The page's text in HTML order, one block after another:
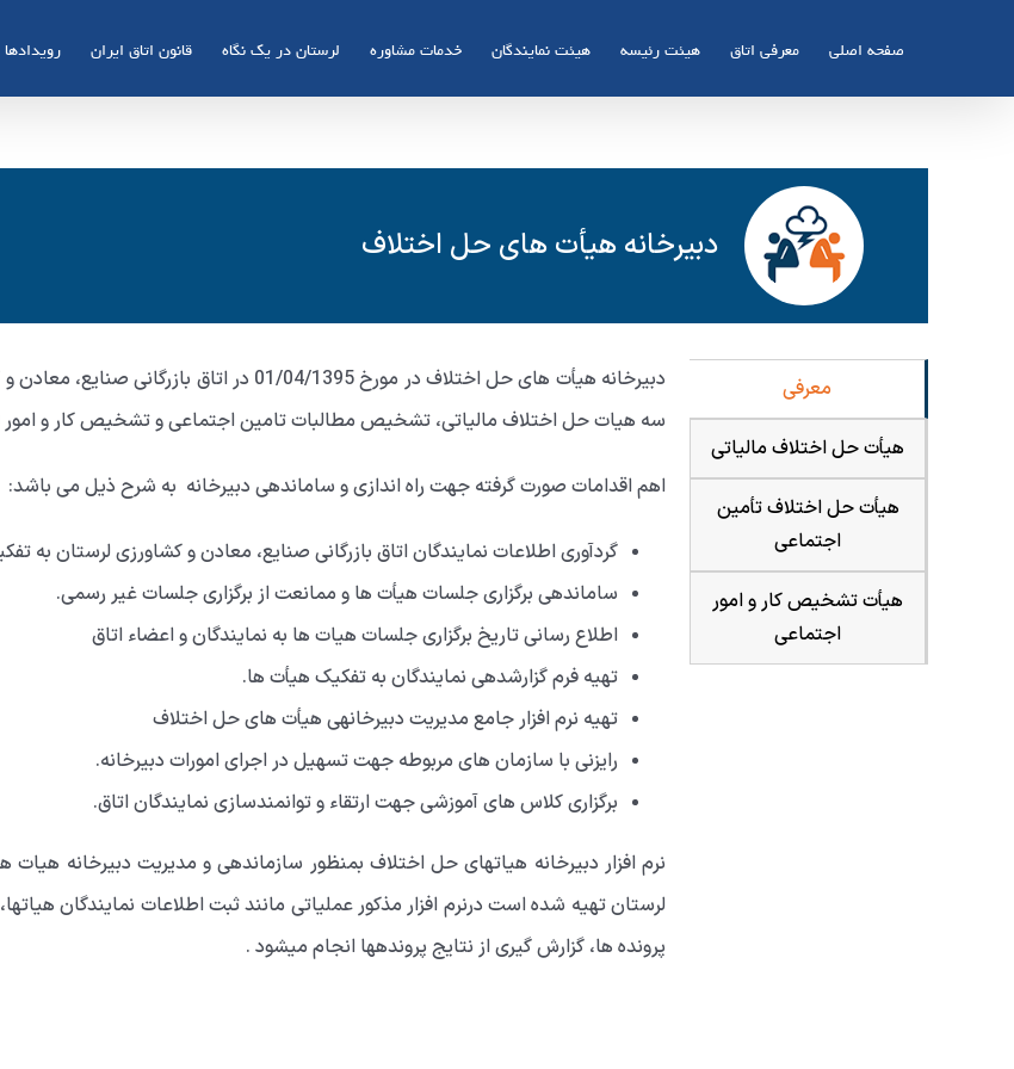
صفحه اصلی معرفی اتاق هیئت رئیسه هیئت نمایندگان خدمات مشاوره لرستان در یک نگاه قانون اتاق ایران رویدادها
دبیرخانه هیأت های حل اختلاف
معرفی
هیأت حل اختلاف مالیاتی
هیأت حل اختلاف تأمین
اجتماعی
هیأت تشخیص کار و امور
اجتماعی
دبیرخانه هیأت های حل اختلاف در مورخ 01/04/
سه هیات حل اختلاف مالیاتی، تشخیص مطالبات تامین اجتماعی و تشخیص کار و
اهم اقدامات صورت گرفته جهت راه اندازی و ساماندهی دبیرخانه به شرح ذیل می باشد:
گردآوری اطلاعات نمایندگان اتاق بازرگانی صنایع، معادن و کشاورزی لرستان به
ساماندهی برگزاری جلسات هیأت ها و ممانعت از برگزاری جلسات غیر رسمی.
اطلاع رسانی تاریخ برگزاری جلسات هیات ها به نمایندگان و اعضاء اتاق
تهیه فرم گزارش­دهی نمایندگان به تفکیک هیأت ها.
تهیه نرم افزار جامع مدیریت دبیرخانه­ی هیأت های حل اختلاف
رایزنی با سازمان های مربوطه جهت تسهیل در اجرای امورات دبیرخانه.
برگزاری کلاس های آموزشی جهت ارتقاء و توانمندسازی نمایندگان اتاق.
نرم افزار دبیرخانه هیات­های حل اختلاف بمنظور سازماندهی و مدیریت دبیرخانه
لرستان تهیه شده است درنرم افزار مذکور عملیاتی مانند ثبت اطلاعات نمایندگان
پرونده ها، گزارش گیری از نتایج پرونده­ها انجام می­شود .